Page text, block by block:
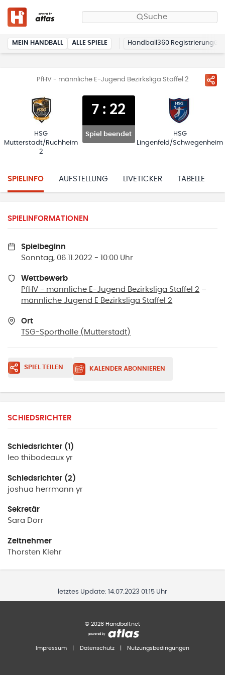
Suche
MEIN HANDBALL ALLE SPIELE Handball360 Registrierung
PfHV - männliche E-Jugend Bezirksliga Staffel 2
HSG
Mutterstadt/Ruchheim
2
7 : 22
Spiel beendet
HSG
Lingenfeld/Schwegenheim
SPIELINFO AUFSTELLUNG LIVETICKER TABELLE
SPIELINFORMATIONEN
Spielbeginn
Sonntag, 06.11.2022 - 10:00 Uhr
Wettbewerb
PfHV - männliche E-Jugend Bezirksliga Staffel 2 –
männliche Jugend E Bezirksliga Staffel 2
Ort
TSG-Sporthalle ( Mutterstadt )
SPIEL TEILEN KALENDER ABONNIEREN
SCHIEDSRICHTER
Schiedsrichter (1)
leo thibodeaux yr
Schiedsrichter (2)
joshua herrmann yr
Sekretär
Sara Dörr
Zeitnehmer
Thorsten Klehr
letztes Update: 14.07.2023 01:15 Uhr
© 2026 Handball.net
Impressum Datenschutz Nutzungsbedingungen